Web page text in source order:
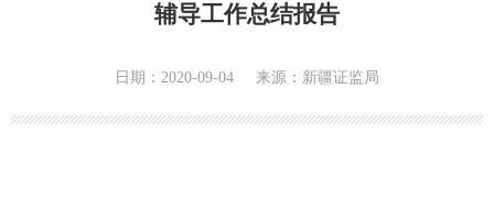
辅导工作总结报告
日期：2020-09-04 来源：新疆证监局